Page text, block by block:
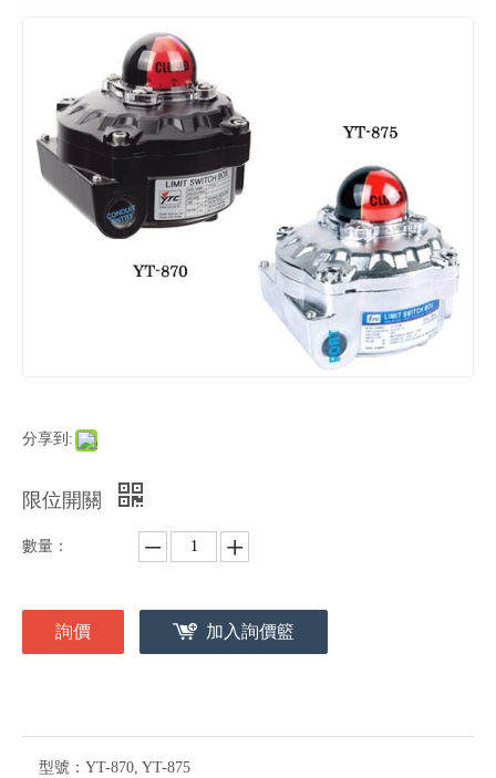
分享到:
限位開關
數量：
詢價 加入詢價籃
型號： YT-870, YT-875